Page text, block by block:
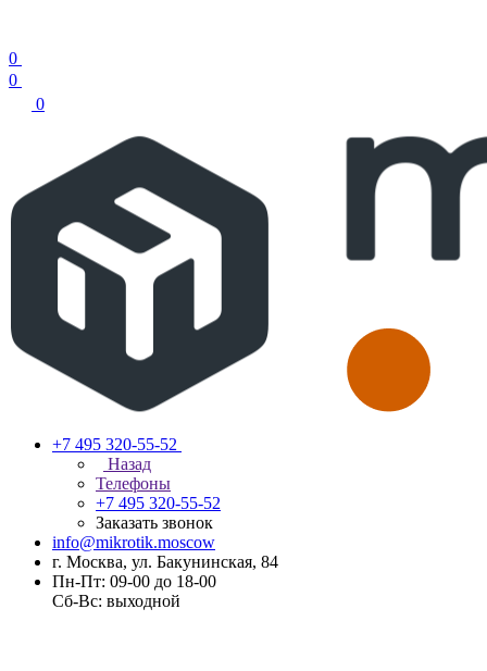
0
0
0
+7 495 320-55-52
Назад
Телефоны
+7 495 320-55-52
Заказать звонок
info@mikrotik.moscow
г. Москва, ул. Бакунинская, 84
Пн-Пт: 09-00 до 18-00
Сб-Вс: выходной